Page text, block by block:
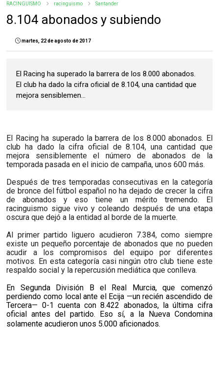
RACINGUISMO racinguismo Santander
8.104 abonados y subiendo
martes, 22 de agosto de 2017
El Racing ha superado la barrera de los 8.000 abonados.
El club ha dado la cifra oficial de 8.104, una cantidad que
mejora sensiblemen...
El Racing ha superado la barrera de los 8.000 abonados. El
club ha dado la cifra oficial de 8.104, una cantidad que
mejora sensiblemente el número de abonados de la
temporada pasada en el inicio de campaña, unos 600 más.
Después de tres temporadas consecutivas en la categoría
de bronce del fútbol español no ha dejado de crecer la cifra
de abonados y eso tiene un mérito tremendo. El
racinguismo sigue vivo y coleando después de una etapa
oscura que dejó a la entidad al borde de la muerte.
Al primer partido liguero acudieron 7.384, como siempre
existe un pequeño porcentaje de abonados que no pueden
acudir a los compromisos del equipo por diferentes
motivos. En esta categoría casi ningún otro club tiene este
respaldo social y la repercusión mediática que conlleva.
En Segunda División B el Real Murcia, que comenzó
perdiendo como local ante el Ecija —un recién ascendido de
Tercera— 0-1 cuenta con 8.422 abonados, la última cifra
oficial antes del partido. Eso sí, a la Nueva Condomina
solamente acudieron unos 5.000 aficionados.